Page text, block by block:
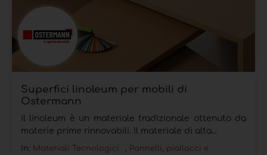
Superfici linoleum per mobili di
Ostermann
Il linoleum è un materiale tradizionale ottenuto da
materie prime rinnovabili. Il materiale di alta...
In: Materiali Tecnologici , Pannelli, piallacci e